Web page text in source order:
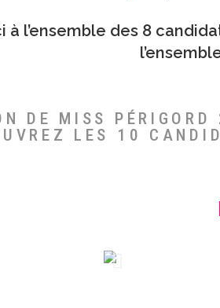
à l’ensemble des 8
DE MISS PÉRIGORD
LES 10